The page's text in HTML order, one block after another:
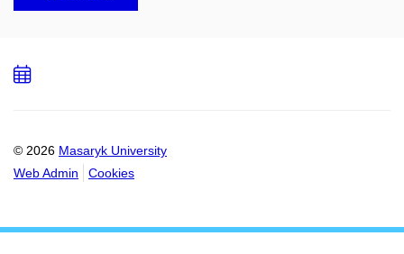
© 2026 Masaryk University
Web Admin
Cookies
Add